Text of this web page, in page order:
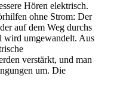
Hören elektrisch.
ohne Strom: Der
auf dem Weg durchs
wird umgewandelt. Aus
verstärkt, und man
um. Die